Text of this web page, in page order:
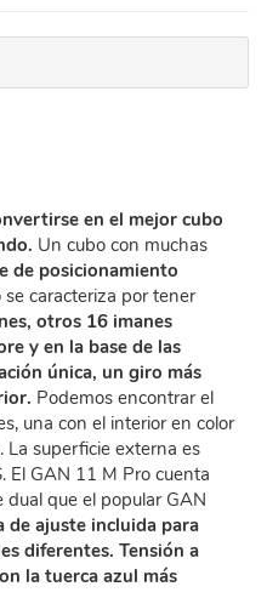
en el mejor cubo
Un cubo con muchas
de posicionamiento
se caracteriza por tener
otros 16 imanes
y en la base de las
única, un giro más
Podemos encontrar el
una con el interior en color
superficie externa es
El GAN 11 M Pro cuenta
dual que el popular GAN
de ajuste incluida para
diferentes. Tensión a
la tuerca azul más